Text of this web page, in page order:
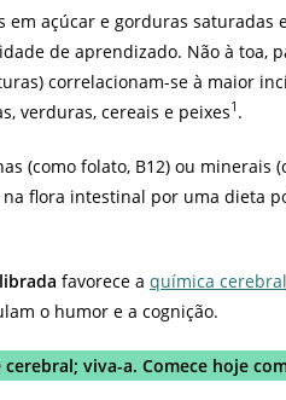
em açúcar e gorduras saturadas
de aprendizado. Não à toa,
correlacionam-se à maior
verduras, cereais e peixes1 .
(como folato, B12) ou
na flora intestinal por uma dieta
favorece a química
o humor e a cognição.
viva-a. Comece hoje